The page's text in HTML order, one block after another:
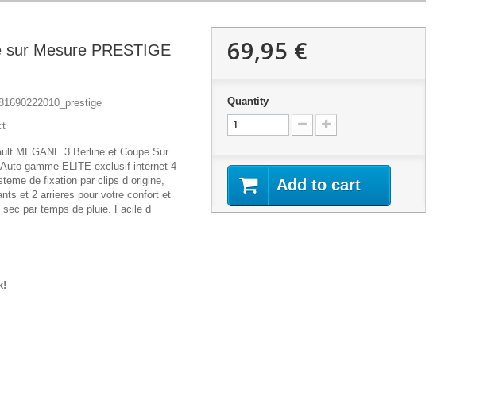
sur Mesure PRESTIGE
MEGANE 3 Berline et Coupe Sur
gamme ELITE exclusif internet 4
de fixation par clips d origine,
et 2 arrieres pour votre confort et
par temps de pluie. Facile d
69,95 €
Quantity
Add to cart